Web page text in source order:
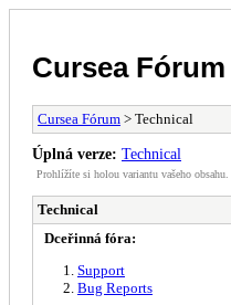
Cursea Fórum
Cursea Fórum > Technical
Úplná verze: Technical
Prohlížíte si holou variantu vašeho obsahu.
Technical
Dceřinná fóra:
Support
Bug Reports